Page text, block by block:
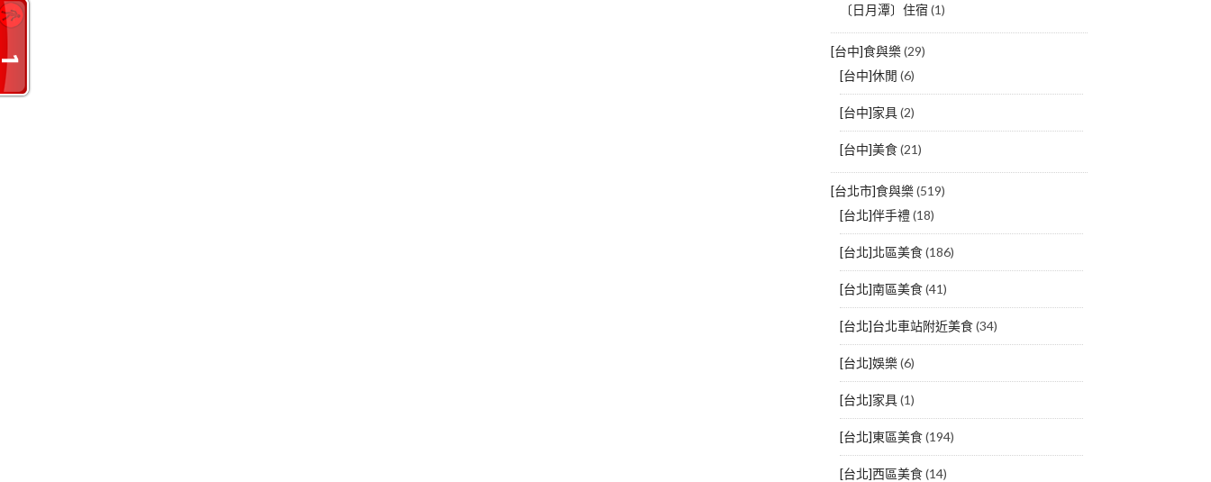
〔日月潭〕住宿 (1)
[台中]食與樂(29)
[台中]休閒 (6)
[台中]家具(2)
[台中]美食(21)
[台北市]食與樂(519)
[台北]伴手禮(18)
[台北]北區美食(186)
[台北]南區美食(41)
[台北]台北車站附近美食(34)
[台北]娛樂(6)
[台北]家具(1)
[台北]東區美食(194)
[台北]西區美食(14)